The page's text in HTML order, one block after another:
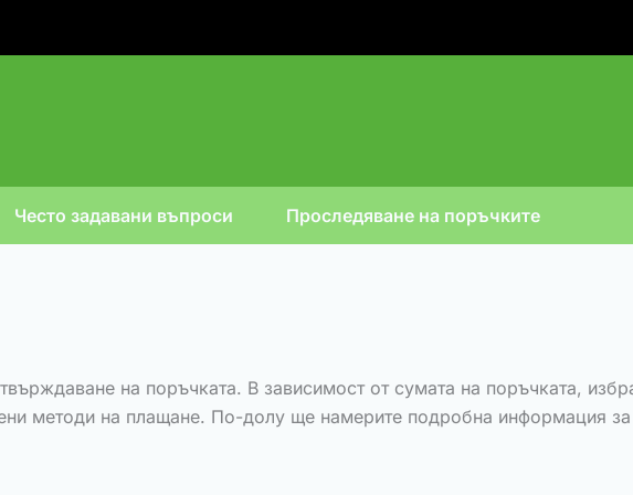
Често задавани въпроси Проследяване на поръчките
на поръчката. В зависимост от сумата на поръчката,
методи на плащане. По-долу ще намерите подробна информация